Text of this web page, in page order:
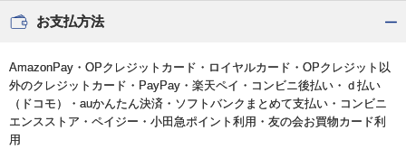
お支払方法
AmazonPay・OPクレジットカード・ロイヤルカード・OPクレジット以
外のクレジットカード・PayPay・楽天ペイ・コンビニ後払い・ｄ払い
（ドコモ）・auかんたん決済・ソフトバンクまとめて支払い・コンビニ
エンスストア・ペイジー・小田急ポイント利用・友の会お買物カード利
用